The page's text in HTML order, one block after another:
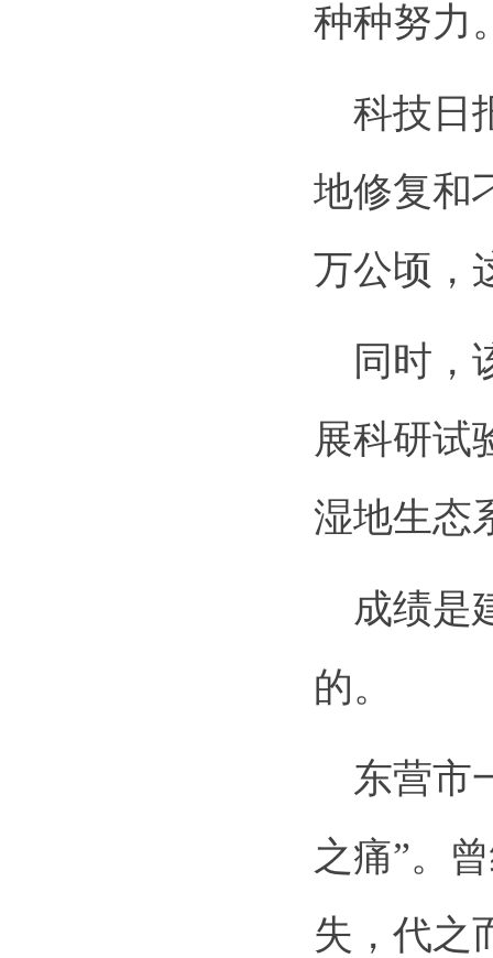
种种努力
科技日
地修复和
万公顷，
同时，
展科研试
湿地生态
成绩是
的。
东营市
之痛”。
失，代之